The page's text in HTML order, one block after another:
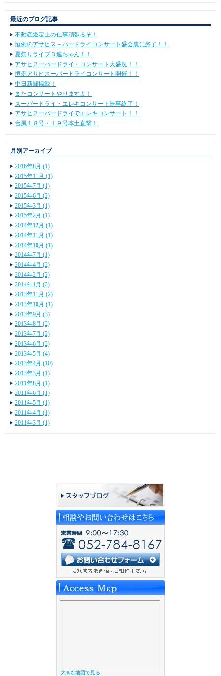
最近のブログ記事
不動産鑑定士の仕事頑張るぞ！
恒例のアサヒス－パードライコンサート盛会裏に終了！！
夏祭りライブ３連ちゃん！！
アサヒスーパードライ・コンサート大盛況！！
恒例アサヒスーパードライコンサート開催！！
中日新聞掲載！
またコンサートやりますよ！
スーパードライ・エレキコンサート無事終了！
アサヒスーパードライでエレキコンサート！！
台風１８号・１９号本土直撃！
月別アーカイブ
2016年8月 (1)
2015年11月 (1)
2015年7月 (1)
2015年6月 (2)
2015年3月 (1)
2015年2月 (1)
2014年12月 (1)
2014年11月 (1)
2014年10月 (1)
2014年7月 (1)
2014年4月 (2)
2014年2月 (2)
2014年1月 (2)
2013年11月 (2)
2013年10月 (1)
2013年9月 (3)
2013年8月 (2)
2013年7月 (2)
2013年6月 (2)
2013年5月 (4)
2013年4月 (10)
2013年3月 (1)
2011年8月 (1)
2011年6月 (1)
2011年5月 (1)
2011年4月 (1)
2011年3月 (1)
大きな地図で見る